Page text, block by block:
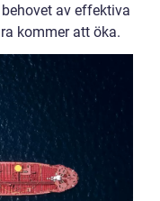
av effektiva
kommer att öka.